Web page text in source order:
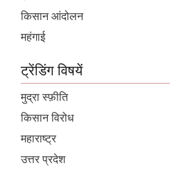
किसान आंदोलन
महंगाई
ट्रेंडिंग विषयें
मुद्रा स्फ़ीति
किसान विरोध
महाराष्ट्र
उत्तर प्रदेश